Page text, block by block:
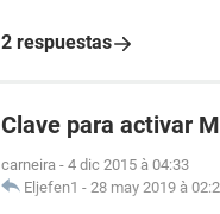
2 respuestas
Clave para activar
carneira - 4 dic 2015 à 04:33
Eljefen1 - 28 may 2019 à